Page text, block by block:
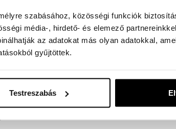
szabásához, közösségi funkciók
média-, hirdető- és elemező
az adatokat más olyan adatokkal,
gyűjtöttek.
Testreszabás
ez volt a szerzetesközösség
a tatárjárástól. Egymástól elkülönülő
a helyi vasútállomáson is megtalálható, a
A kápolnafolyosón négy
is írt harmóniumra darabokat – tudtuk meg